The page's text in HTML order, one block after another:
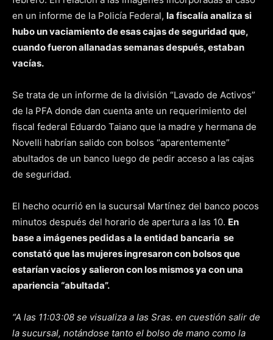
en un informe de la Policía Federal, la fiscalía analiza si
hubo un vaciamiento de esas cajas de seguridad que,
cuando fueron allanadas semanas después, estaban
vacías.
Se trata de un informe de la división “Lavado de Activos”
de la PFA donde dan cuenta ante un requerimiento del
fiscal federal Eduardo Taiano que la madre y hermana de
Novelli habrían salido con bolsos “aparentemente”
abultados de un banco luego de pedir acceso a las cajas
de seguridad.
El hecho ocurrió en la sucursal Martínez del banco pocos
minutos después del horario de apertura a las 10. En
base a imágenes pedidas a la entidad bancaria se
constató que las mujeres ingresaron con bolsos que
estarían vacíos y salieron con los mismos ya con una
apariencia “abultada”.
“A las 11:03:08 se visualiza a las Sras. en cuestión salir de
la sucursal, notándose tanto el bolso de mano como la